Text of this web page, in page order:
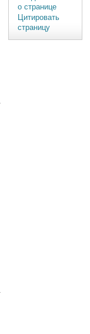
о странице
Цитировать
страницу